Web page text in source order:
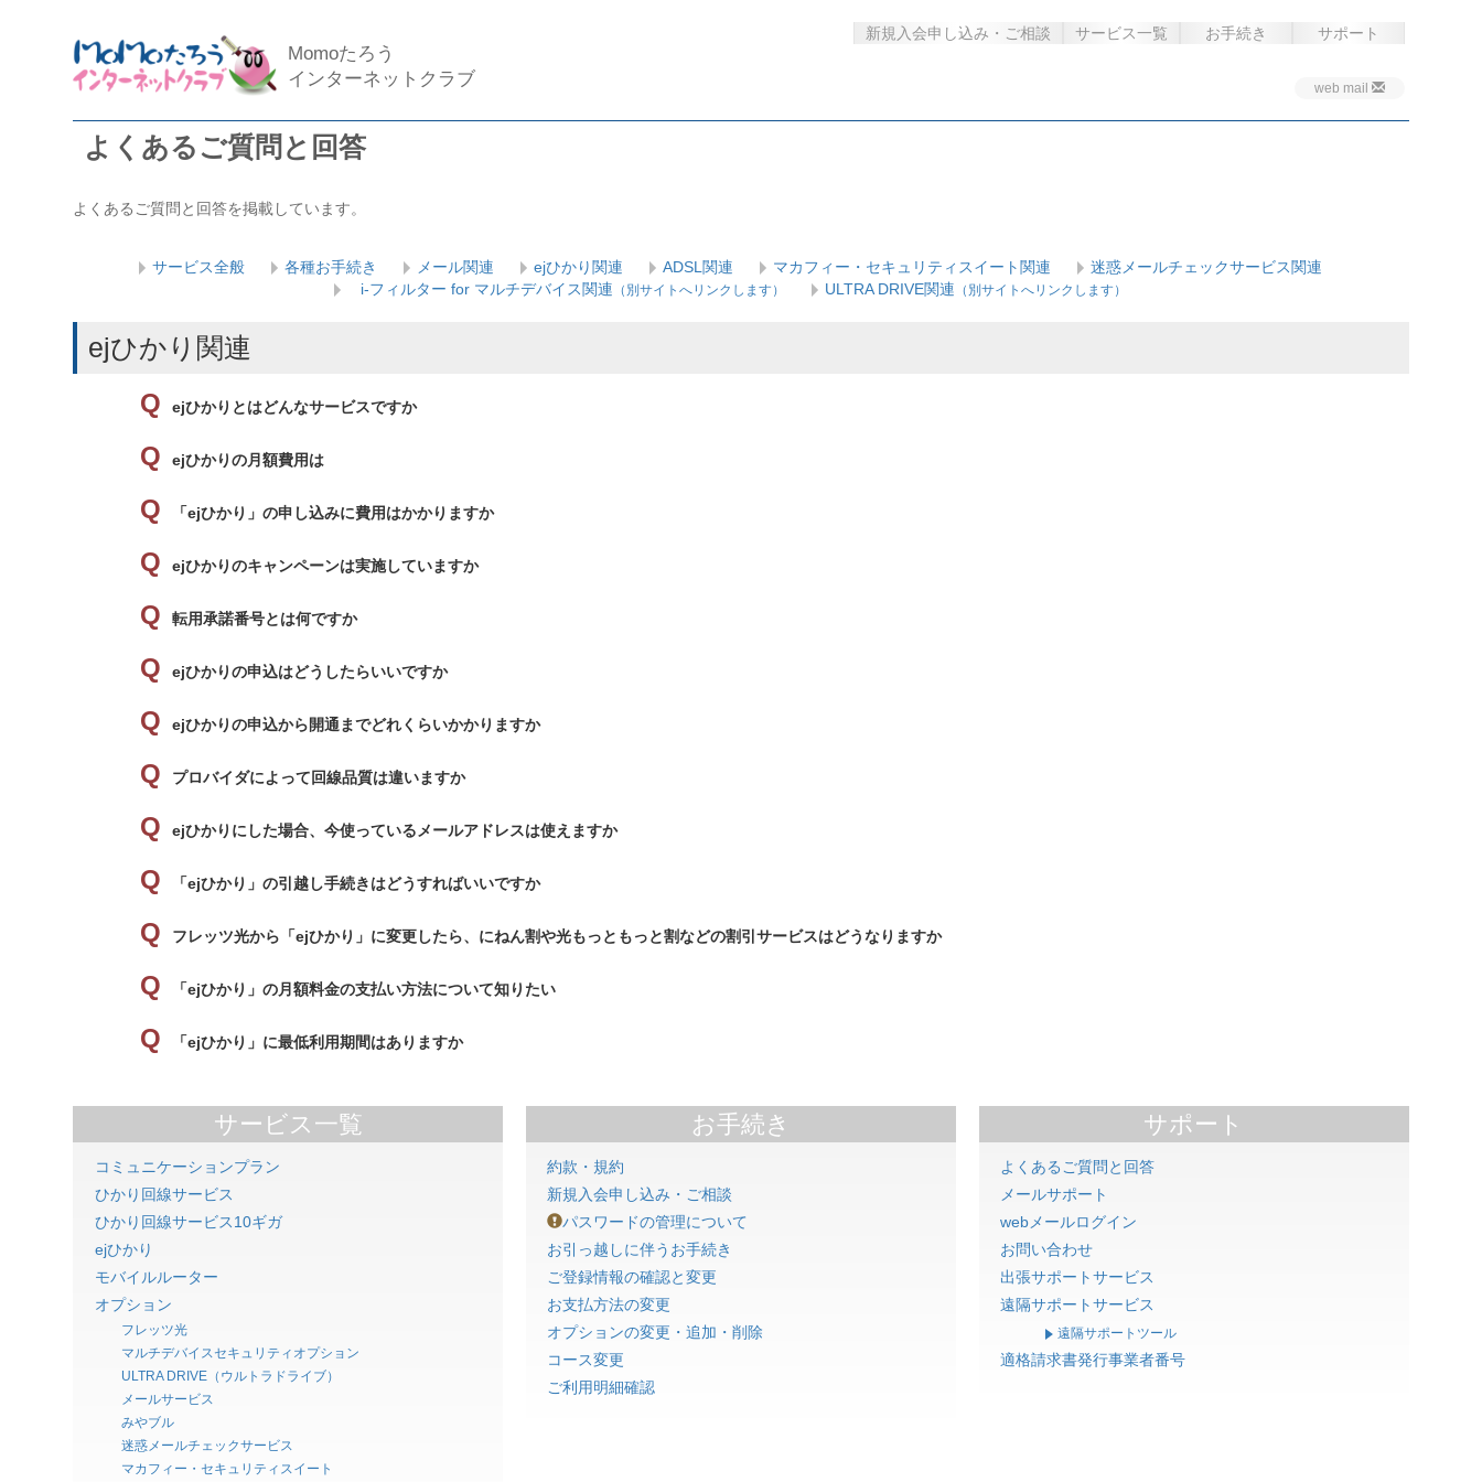
Momoたろう
インターネットクラブ
新規入会申し込み・ご相談 サービス一覧 お手続き サポート
web mail
よくあるご質問と回答
よくあるご質問と回答を掲載しています。
サービス全般 各種お手続き メール関連 ejひかり関連 ADSL関連 マカフィー・セキュリティスイート関連
迷惑メールチェックサービス関連
i-フィルター for マルチデバイス関連 （別サイトへリンクします） ULTRA DRIVE関連 （別サイトへリンクします）
ejひかり関連
ejひかりとはどんなサービスですか
ejひかりの月額費用は
「ejひかり」の申し込みに費用はかかりますか
ejひかりのキャンペーンは実施していますか
転用承諾番号とは何ですか
ejひかりの申込はどうしたらいいですか
ejひかりの申込から開通までどれくらいかかりますか
プロバイダによって回線品質は違いますか
ejひかりにした場合、今使っているメールアドレスは使えますか
「ejひかり」の引越し手続きはどうすればいいですか
フレッツ光から「ejひかり」に変更したら、にねん割や光もっともっと割などの割引サービスはどうなりますか
「ejひかり」の月額料金の支払い方法について知りたい
「ejひかり」に最低利用期間はありますか
サービス一覧
コミュニケーションプラン
ひかり回線サービス
ひかり回線サービス10ギガ
ejひかり
モバイルルーター
オプション
フレッツ光
マルチデバイスセキュリティオプション
ULTRA DRIVE（ウルトラドライブ）
メールサービス
みやブル
迷惑メールチェックサービス
マカフィー・セキュリティスイート
お手続き
約款・規約
新規入会申し込み・ご相談
パスワードの管理について
お引っ越しに伴うお手続き
ご登録情報の確認と変更
お支払方法の変更
オプションの変更・追加・削除
コース変更
ご利用明細確認
サポート
よくあるご質問と回答
メールサポート
webメールログイン
お問い合わせ
出張サポートサービス
遠隔サポートサービス
遠隔サポートツール
適格請求書発行事業者番号